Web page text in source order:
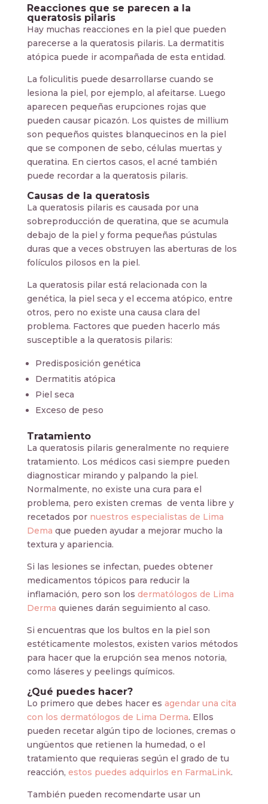
Reacciones que se parecen a la
queratosis pilaris
Hay muchas reacciones en la piel que pueden
parecerse a la queratosis pilaris. La dermatitis
atópica puede ir acompañada de esta entidad.
La foliculitis puede desarrollarse cuando se
lesiona la piel, por ejemplo, al afeitarse. Luego
aparecen pequeñas erupciones rojas que
pueden causar picazón. Los quistes de millium
son pequeños quistes blanquecinos en la piel
que se componen de sebo, células muertas y
queratina. En ciertos casos, el acné también
puede recordar a la queratosis pilaris.
Causas de la queratosis
La queratosis pilaris es causada por una
sobreproducción de queratina, que se acumula
debajo de la piel y forma pequeñas pústulas
duras que a veces obstruyen las aberturas de los
folículos pilosos en la piel.
La queratosis pilar está relacionada con la
genética, la piel seca y el eccema atópico, entre
otros, pero no existe una causa clara del
problema. Factores que pueden hacerlo más
susceptible a la queratosis pilaris:
Predisposición genética
Dermatitis atópica
Piel seca
Exceso de peso
Tratamiento
La queratosis pilaris generalmente no requiere
tratamiento. Los médicos casi siempre pueden
diagnosticar mirando y palpando la piel.
Normalmente, no existe una cura para el
problema, pero existen cremas de venta libre y
recetados por nuestros especialistas de Lima
Dema que pueden ayudar a mejorar mucho la
textura y apariencia.
Si las lesiones se infectan, puedes obtener
medicamentos tópicos para reducir la
inflamación, pero son los dermatólogos de Lima
Derma quienes darán seguimiento al caso.
Si encuentras que los bultos en la piel son
estéticamente molestos, existen varios métodos
para hacer que la erupción sea menos notoria,
como láseres y peelings químicos.
¿Qué puedes hacer?
Lo primero que debes hacer es agendar una cita
con los dermatólogos de Lima Derma. Ellos
pueden recetar algún tipo de lociones, cremas o
ungüentos que retienen la humedad, o el
tratamiento que requieras según el grado de tu
reacción, estos puedes adquirlos en FarmaLink.
También pueden recomendarte usar un